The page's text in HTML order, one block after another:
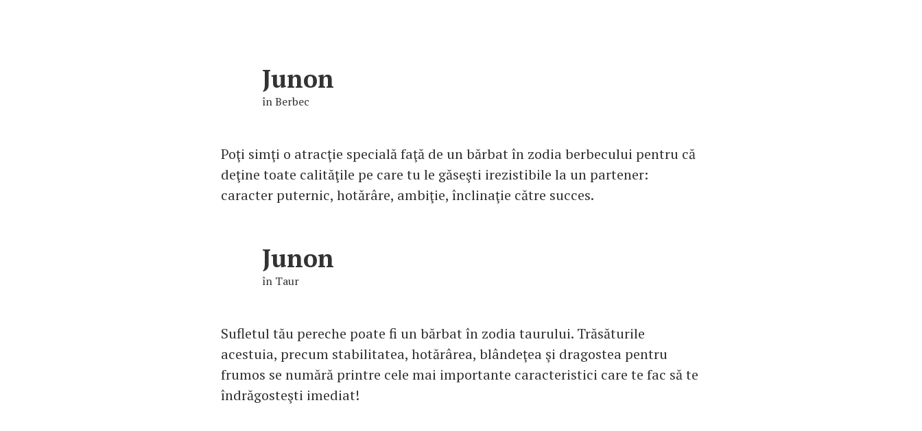
Junon
în Berbec
Poţi simţi o atracţie specială faţă de un bărbat în zodia berbecului pentru că
deţine toate calităţile pe care tu le găseşti irezistibile la un partener:
caracter puternic, hotărâre, ambiţie, înclinaţie către succes.
Junon
în Taur
Sufletul tău pereche poate fi un bărbat în zodia taurului. Trăsăturile
acestuia, precum stabilitatea, hotărârea, blândeţea şi dragostea pentru
frumos se numără printre cele mai importante caracteristici care te fac să te
îndrăgosteşti imediat!